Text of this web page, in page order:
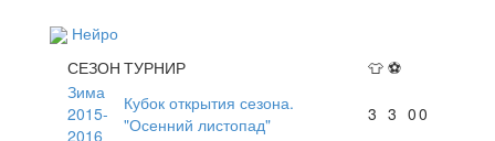
Нейро
СЕЗОН ТУРНИР 👕 ⚽
Зима
2015-
2016
Кубок открытия сезона.
"Осенний листопад"
3 3 00